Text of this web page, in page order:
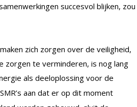
succesvol blijken, zou
zich zorgen over de veiligheid,
zorgen te verminderen, is nog lang
als deeloplossing voor de
aan dat er op dit moment